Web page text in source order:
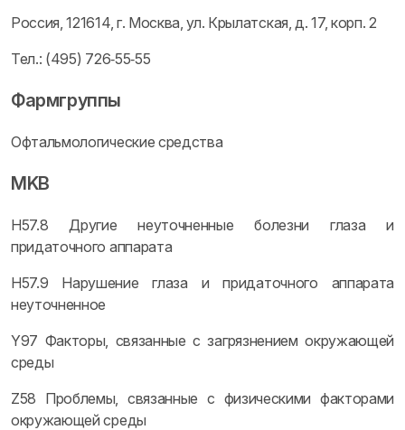
Россия, 121614, г. Москва, ул. Крылатская, д. 17, корп. 2
Тел.: (495) 726‑55‑55
Фармгруппы
Офтальмологические средства
MKB
H57.8 Другие неуточненные болезни глаза и
придаточного аппарата
H57.9 Нарушение глаза и придаточного аппарата
неуточненное
Y97 Факторы, связанные с загрязнением окружающей
среды
Z58 Проблемы, связанные с физическими факторами
окружающей среды